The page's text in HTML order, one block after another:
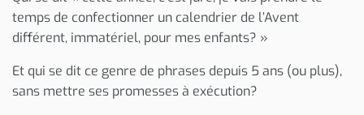
temps de confectionner un calendrier de l’Avent
différent, immatériel, pour mes enfants? »
Et qui se dit ce genre de phrases depuis 5 ans (ou plus),
sans mettre ses promesses à exécution?